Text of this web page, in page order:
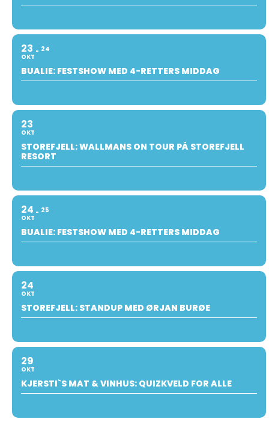
23
OKT
24
BUALIE: FESTSHOW MED 4-RETTERS MIDDAG
23
OKT
STOREFJELL: WALLMANS ON TOUR PÅ STOREFJELL
RESORT
24
OKT
25
BUALIE: FESTSHOW MED 4-RETTERS MIDDAG
24
OKT
STOREFJELL: STANDUP MED ØRJAN BURØE
29
OKT
KJERSTI`S MAT & VINHUS: QUIZKVELD FOR ALLE